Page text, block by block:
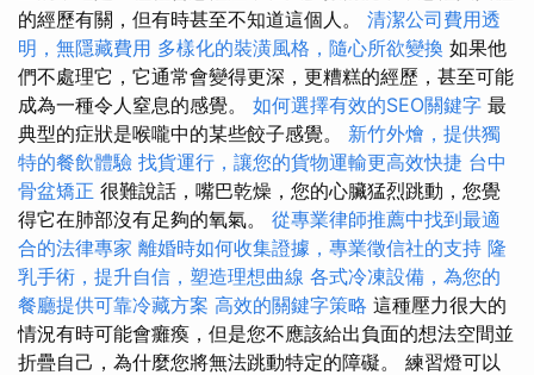
的經歷有關，但有時甚至不知道這個人。 清潔公司費用透
明，無隱藏費用 多樣化的裝潢風格，隨心所欲變換 如果他
們不處理它，它通常會變得更深，更糟糕的經歷，甚至可能
成為一種令人窒息的感覺。 如何選擇有效的SEO關鍵字 最
典型的症狀是喉嚨中的某些餃子感覺。 新竹外燴，提供獨
特的餐飲體驗 找貨運行，讓您的貨物運輸更高效快捷 台中
骨盆矯正 很難說話，嘴巴乾燥，您的心臟猛烈跳動，您覺
得它在肺部沒有足夠的氧氣。 從專業律師推薦中找到最適
合的法律專家 離婚時如何收集證據，專業徵信社的支持 隆
乳手術，提升自信，塑造理想曲線 各式冷凍設備，為您的
餐廳提供可靠冷藏方案 高效的關鍵字策略 這種壓力很大的
情況有時可能會癱瘓，但是您不應該給出負面的想法空間並
折疊自己，為什麼您將無法跳動特定的障礙。 練習燈可以